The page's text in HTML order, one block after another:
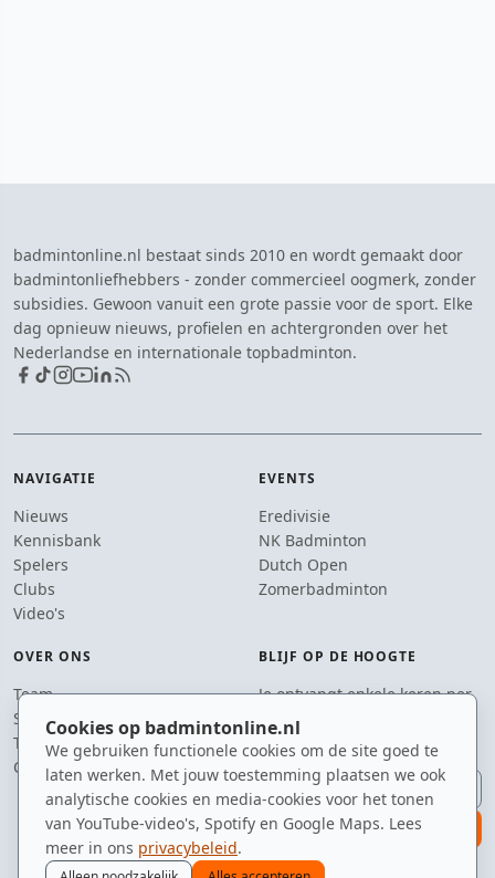
Cookies op badmintonline.nl
We gebruiken functionele cookies om de site goed te
laten werken. Met jouw toestemming plaatsen we ook
analytische cookies en media-cookies voor het tonen
van YouTube-video's, Spotify en Google Maps. Lees
meer in ons privacybeleid.
badmintonline.nl bestaat sinds 2010 en wordt gemaakt door
badmintonliefhebbers - zonder commercieel oogmerk, zonder
subsidies. Gewoon vanuit een grote passie voor de sport. Elke
dag opnieuw nieuws, profielen en achtergronden over het
Nederlandse en internationale topbadminton.
NAVIGATIE
Nieuws
Kennisbank
Spelers
Clubs
Video's
EVENTS
Eredivisie
NK Badminton
Dutch Open
Zomerbadminton
OVER ONS
Team
Supporters
Tip de redactie
Contact
BLIJF OP DE HOOGTE
Je ontvangt enkele keren per
jaar een e-mail met het
laatste badmintonnieuws.
E-mailadres
aanmelden